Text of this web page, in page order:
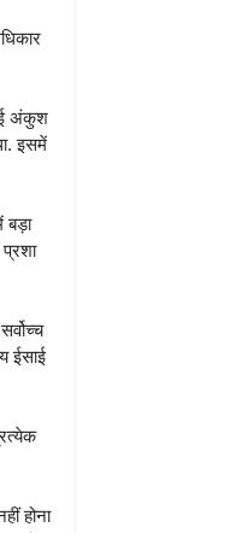
अंकुश
इसमें
बड़ा
ईसाई
होना